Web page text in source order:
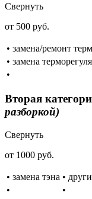
Свернуть
от 500 руб.
• замена/ремонт
• замена
•
Вторая
разборкой)
Свернуть
от 1000 руб.
• замена тэна •
•
•